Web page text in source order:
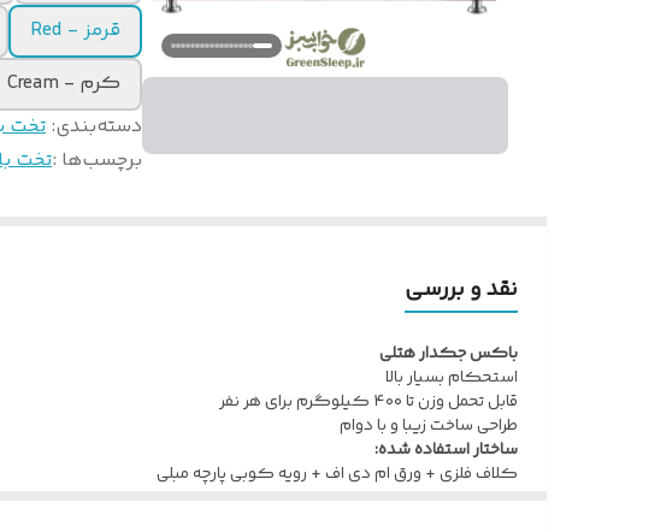
قرمز - Red
کرم - Cream
دسته‌بندی: تخت
برچسب‌ها :تخت
نقد و بررسی
باکس جکدار هتلی
استحکام بسیار بالا
قابل تحمل وزن تا ۴۰۰ کیلوگرم برای هر نفر
طراحی ساخت زیبا و با دوام
ساختار استفاده شده:
کلاف فلزی + ورق ام دی اف + رویه کوبی پارچه مبلی